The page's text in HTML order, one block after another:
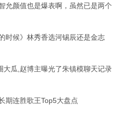
允颜值也是爆表啊，虽然已是两个
时候》林秀香选河锡辰还是金志
大瓜,赵博主曝光了朱镇模聊天记录
期连胜歌王Top5大盘点